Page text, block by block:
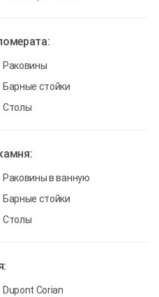
Раковины
Барные стойки
Столы
Раковины в ванную
Барные стойки
Столы
Dupont Corian